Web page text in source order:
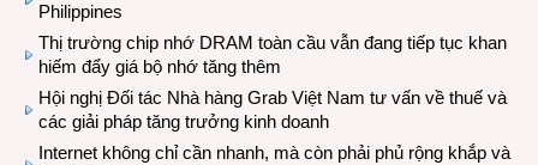
Philippines
Thị trường chip nhớ DRAM toàn cầu vẫn đang tiếp tục khan
hiếm đẩy giá bộ nhớ tăng thêm
Hội nghị Đối tác Nhà hàng Grab Việt Nam tư vấn về thuế và
các giải pháp tăng trưởng kinh doanh
Internet không chỉ cần nhanh, mà còn phải phủ rộng khắp và